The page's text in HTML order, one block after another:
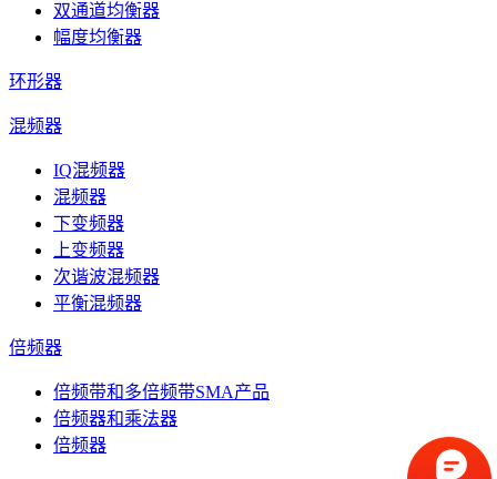
双通道均衡器
幅度均衡器
环形器
混频器
IQ混频器
混频器
下变频器
上变频器
次谐波混频器
平衡混频器
倍频器
倍频带和多倍频带SMA产品
倍频器和乘法器
倍频器